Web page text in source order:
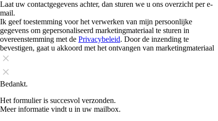
Laat uw contactgegevens achter, dan sturen we u ons overzicht per e-
mail.
Ik geef toestemming voor het verwerken van mijn persoonlijke
gegevens om gepersonaliseerd marketingmateriaal te sturen in
overeenstemming met de Privacybeleid. Door de inzending te
bevestigen, gaat u akkoord met het ontvangen van marketingmateriaal
Bedankt.
Het formulier is succesvol verzonden.
Meer informatie vindt u in uw mailbox.